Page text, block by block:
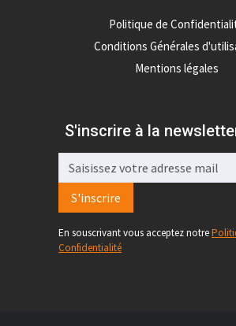
Politique de
Conditions Générales
Mentions légales
S'inscrire à la
S'inscrire
En souscrivant vous acceptez notre
Confidentialité